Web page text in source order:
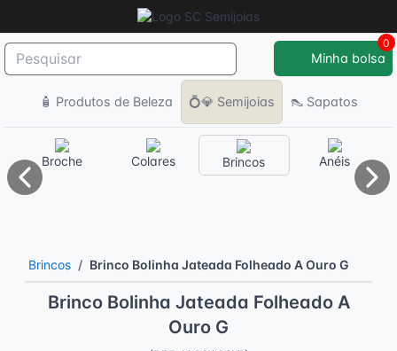
🧴 Produtos de Beleza 💍💎 Semijoias 👠 Sapatos
Minha bolsa
0
Broche Colares Brincos
Anéis
Anterior
Brincos Brinco Bolinha Jateada Folheado A Ouro G
Brinco Bolinha Jateada Folheado A
Ouro G